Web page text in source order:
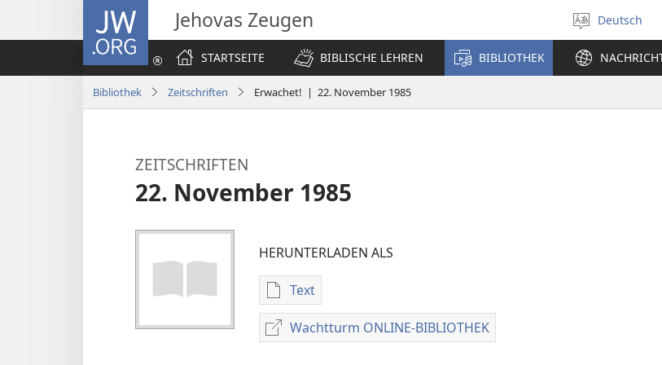
JW.ORG Jehovas Zeugen
Sprache
Deutsch
STARTSEITE
BIBLISCHE LEHREN BIBLIOTHEK
Bibliothek Zeitschriften Erwachet! | 22. November 1985
ZEITSCHRIFTEN
22. November 1985
HERUNTERLADEN ALS
Text
Downloadoptionen
für
Veröffentlichungen
Wachtturm ONLINE-BIBLIOTHEK
Wachtturm